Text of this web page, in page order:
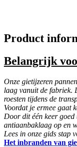
Product
Belangrijk
Onze gietijzeren
laag vanuit de fabriek.
roesten tijdens de
Voordat je ermee gaat
Door dit één keer
antiaanbaklaag op en
Lees in onze gids stap
Het inbranden van